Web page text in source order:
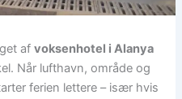
afvoksenhotel i Alanya
Når lufthavn, område og
ferien lettere – især hvis